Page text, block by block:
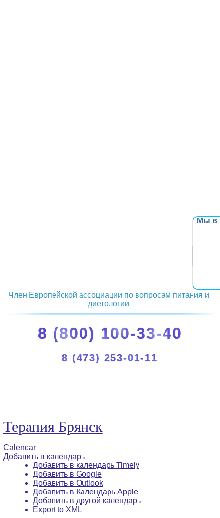
Мы в
Член Европейской ассоциации по вопросам питания и
диетологии
8 (800) 100-33-40
8 (473) 253-01-11
Терапия Брянск
Calendar
Добавить в календарь
Добавить в календарь Timely
Добавить в Google
Добавить в Outlook
Добавить в Календарь Apple
Добавить в другой календарь
Export to XML